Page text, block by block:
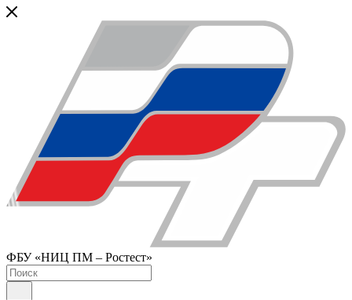
ФБУ «НИЦ ПМ – Ростест»